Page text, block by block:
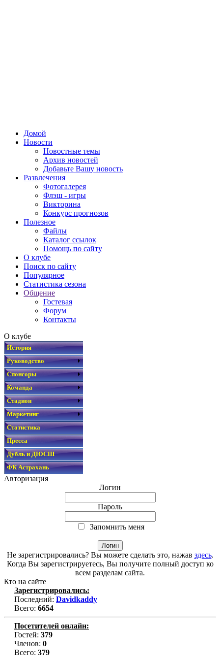
Домой
Новости
Новостные темы
Архив новостей
Добавьте Вашу новость
Развлечения
Фотогалерея
Флэш - игры
Викторина
Конкурс прогнозов
Полезное
Файлы
Каталог ссылок
Помощь по сайту
О клубе
Поиск по сайту
Популярное
Статистика сезона
Общение
Гостевая
Форум
Контакты
О клубе
История
Руководство
Спонсоры
Команда
Стадион
Маркетинг
Статистика
Пресса
Дубль и ДЮСШ
ФК Астрахань
Авторизация
Логин
Пароль
Запомнить меня
Не зарегистрировались? Вы можете сделать это, нажав здесь.
Когда Вы зарегистрируетесь, Вы получите полный доступ ко
всем разделам сайта.
Кто на сайте
Зарегистрировались:
Последний: Davidkaddy
Всего: 6654
Посетителей онлайн:
Гостей: 379
Членов: 0
Всего: 379